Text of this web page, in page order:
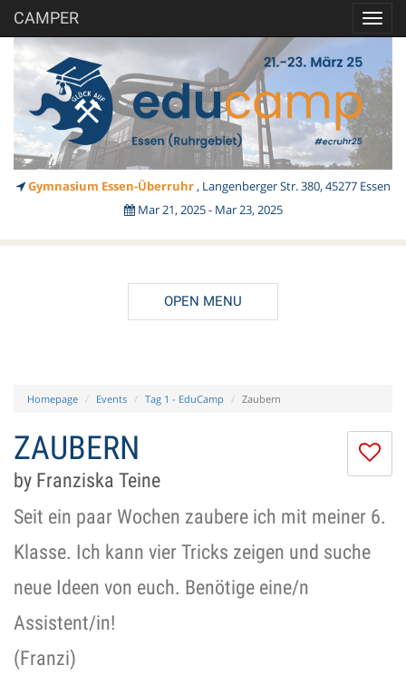
CAMPER
Gymnasium Essen-Überruhr, Langenberger Str. 380, 45277 Essen
Mar 21, 2025 - Mar 23, 2025
OPEN MENU
Homepage Events Tag 1 - EduCamp Zaubern
I
ZAUBERN
by Franziska Teine
Seit ein paar Wochen zaubere ich mit meiner 6.
Klasse. Ich kann vier Tricks zeigen und suche
neue Ideen von euch. Benötige eine/n
Assistent/in!
(Franzi)